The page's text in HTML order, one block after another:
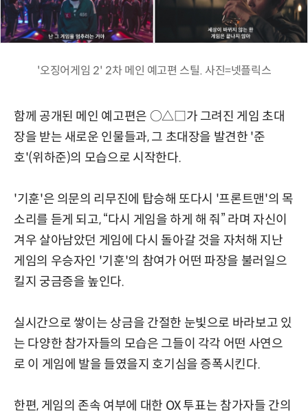
'오징어게임 2' 2차 메인 예고편 스틸. 사진=넷플릭스
함께 공개된 메인 예고편은 ○△□가 그려진 게임 초대
장을 받는 새로운 인물들과, 그 초대장을 발견한 '준
호'(위하준)의 모습으로 시작한다.
'기훈'은 의문의 리무진에 탑승해 또다시 '프론트맨'의 목
소리를 듣게 되고, “다시 게임을 하게 해 줘” 라며 자신이
겨우 살아남았던 게임에 다시 돌아갈 것을 자처해 지난
게임의 우승자인 '기훈'의 참여가 어떤 파장을 불러일으
킬지 궁금증을 높인다.
실시간으로 쌓이는 상금을 간절한 눈빛으로 바라보고 있
는 다양한 참가자들의 모습은 그들이 각각 어떤 사연으
로 이 게임에 발을 들였을지 호기심을 증폭시킨다.
한편, 게임의 존속 여부에 대한 OX 투표는 참가자들 간의